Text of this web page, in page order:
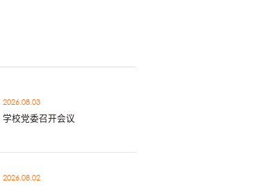
2026.08.03
学校党委召开会议
2026.08.02